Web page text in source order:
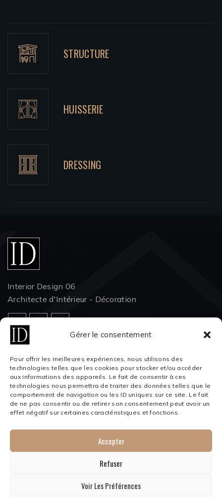
Gérer le consentement
Pour offrir les meilleures expériences, nous utilisons des
technologies telles que les cookies pour stocker et/ou accéder
aux informations des appareils. Le fait de consentir à ces
technologies nous permettra de traiter des données telles que le
comportement de navigation ou les ID uniques sur ce site. Le fait
de ne pas consentir ou de retirer son consentement peut avoir un
effet négatif sur certaines caractéristiques et fonctions.
Accepter
Refuser
Voir Les Préférences
STRUCTURE
HUISSERIE
DRESSING
Interior Design 06
Architecte d'Intérieur - Décoration
Téléphone
06 67 46 76 45 - 04 22 17 05 55
Email
contact@interiordesign06.com
87 Bd Sadi Carnot, Le cannet, 06110
Copyright © 2024 Interior Design 06. Tout droit réservé.